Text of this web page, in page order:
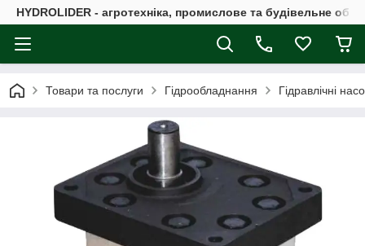
HYDROLIDER - агротехніка, промислове та будівельне
Товари та послуги Гідрообладнання Гідравлічні